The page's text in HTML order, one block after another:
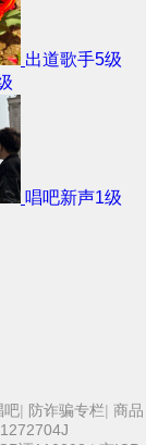
出道歌手5级
唱吧新声1级
吧| 防诈骗专栏| 商品